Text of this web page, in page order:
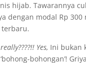
hijab. Tawarannya
dengan modal Rp
Yes, Ini bukan
bohongan’!